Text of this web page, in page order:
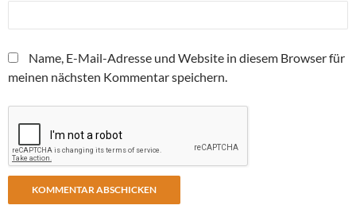
Name, E-Mail-Adresse und Website in diesem Browser für
meinen nächsten Kommentar speichern.